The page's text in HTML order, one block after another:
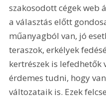
szakosodott cégek web
a választás előtt
műanyagból van, jó
teraszok, erkélyek
kertrészek is lefedhetők
érdemes tudni, hogy
változataik is. Ezek